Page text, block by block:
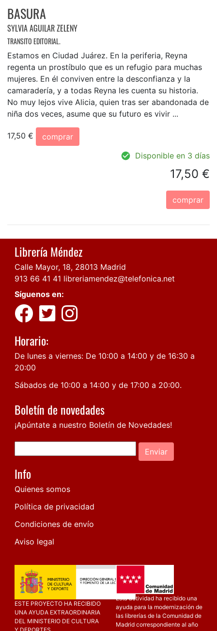
BASURA
SYLVIA AGUILAR ZELENY
TRANSITO EDITORIAL.
Estamos en Ciudad Juárez. En la periferia, Reyna
regenta un prostíbulo que es un refugio para muchas
mujeres. En él conviven entre la desconfianza y la
camaradería, y a todas Reyna les cuenta su historia.
No muy lejos vive Alicia, quien tras ser abandonada de
niña dos veces, asume que su futuro es vivir ...
17,50 €
comprar
Disponible en 3 días
17,50 €
comprar
Librería Méndez
Calle Mayor, 18, 28013 Madrid
913 66 41 41 libreriamendez@telefonica.net
Síguenos en:
Horario:
De lunes a viernes: De 10:00 a 14:00 y de 16:30 a
20:00
Sábados de 10:00 a 14:00 y de 17:00 a 20:00.
Boletín de novedades
¡Apúntate a nuestro Boletín de Novedades!
Enviar
Info
Quienes somos
Política de privacidad
Condiciones de envío
Aviso legal
ESTE PROYECTO HA RECIBIDO
UNA AYUDA EXTRAORDINARIA
DEL MINISTERIO DE CULTURA
Esta actividad ha recibido una
ayuda para la modernización de
las librerías de la Comunidad de
Madrid correspondiente al año